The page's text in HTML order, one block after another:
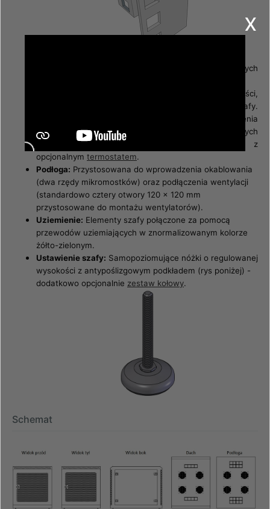
Umożliwiają montaż pionowych
Dach z perforacją w przedniej i tylnej części,
usprawniającą wentylację i chłodzenie wnętrza szafy.
Posiada dwa rzędy mikromostków do wprowadzenia
okablowania oraz cztery otwory 120 x 120 mm, w których
można zamontować
z
opcjonalnym termostatem.
Podłoga: Przystosowana do wprowadzenia okablowania
(dwa rzędy mikromostków) oraz podłączenia wentylacji
(standardowo cztery otwory 120 x 120 mm
przystosowane do montażu wentylatorów).
Uziemienie: Elementy szafy połączone za pomocą
przewodów uziemiających w znormalizowanym kolorze
żółto-zielonym.
Ustawienie szafy: Samopoziomujące nóżki o regulowanej
wysokości z antypoślizgowym podkładem (rys poniżej) -
dodatkowo opcjonalnie zestaw kołowy.
Schemat
x